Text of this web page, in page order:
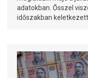
adatokban. Ősszel
időszakban